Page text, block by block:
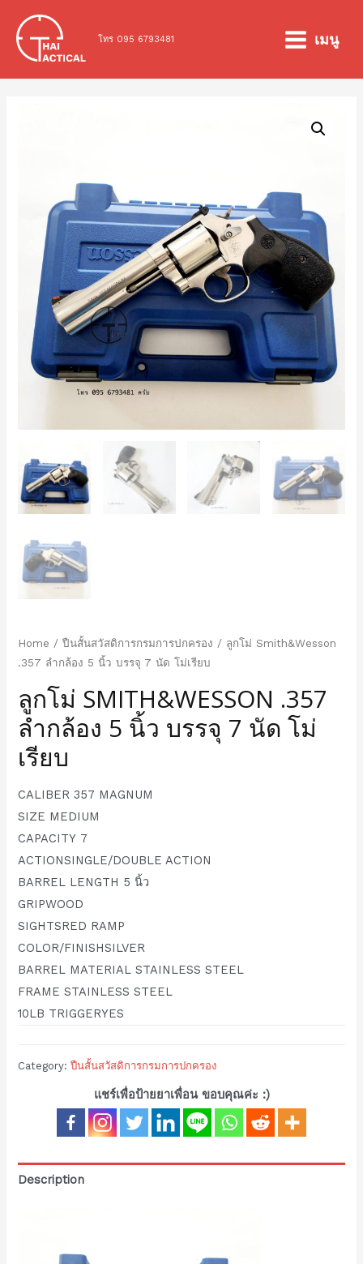
content
โทร 095 6793481
MAIN
MENU
เมนู
Home /ปืนสั้นสวัสดิการกรมการปกครอง / ลูกโม่ Smith&Wesson
.357 ลำกล้อง 5 นิ้ว บรรจุ 7 นัด โม่เรียบ
ลูกโม่ SMITH&WESSON .357
ลำกล้อง 5 นิ้ว บรรจุ 7 นัด โม่
เรียบ
CALIBER357 MAGNUM
SIZE MEDIUM
CAPACITY 7
ACTIONSINGLE/DOUBLE ACTION
BARREL LENGTH 5 นิ้ว
GRIPWOOD
SIGHTSRED RAMP
COLOR/FINISHSILVER
BARREL MATERIALSTAINLESS STEEL
FRAMESTAINLESS STEEL
10LB TRIGGERYES
Category:ปืนสั้นสวัสดิการกรมการปกครอง
แชร์เพื่อป้ายยาเพื่อน ขอบคุณค่ะ :)
Description